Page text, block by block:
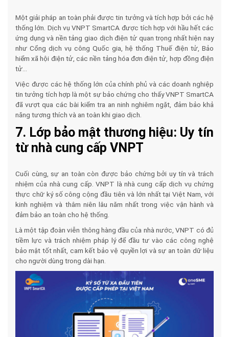
Một giải pháp an toàn phải được tin tưởng và tích hợp bởi các hệ
thống lớn. Dịch vụ VNPT SmartCA được tích hợp với hầu hết các
ứng dụng và nền tảng giao dịch điện tử quan trọng nhất hiện nay
như Cổng dịch vụ công Quốc gia, hệ thống Thuế điện tử, Bảo
hiểm xã hội điện tử, các nền tảng hóa đơn điện tử, hợp đồng điện
tử...
Việc được các hệ thống lớn của chính phủ và các doanh nghiệp
tin tưởng tích hợp là một sự bảo chứng cho thấy VNPT SmartCA
đã vượt qua các bài kiểm tra an ninh nghiêm ngặt, đảm bảo khả
năng tương thích và an toàn khi giao dịch.
7. Lớp bảo mật thương hiệu: Uy tín
từ nhà cung cấp VNPT
Cuối cùng, sự an toàn còn được bảo chứng bởi uy tín và trách
nhiệm của nhà cung cấp. VNPT là nhà cung cấp dịch vụ chứng
thực chữ ký số công cộng đầu tiên và lớn nhất tại Việt Nam, với
kinh nghiệm và thâm niên lâu năm nhất trong việc vận hành và
đảm bảo an toàn cho hệ thống.
Là một tập đoàn viễn thông hàng đầu của nhà nước, VNPT có đủ
tiềm lực và trách nhiệm pháp lý để đầu tư vào các công nghệ
bảo mật tốt nhất, cam kết bảo vệ quyền lợi và sự an toàn dữ liệu
cho người dùng trong dài hạn.